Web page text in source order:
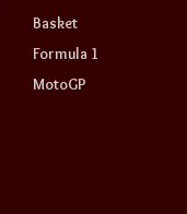
Basket
Formula 1
MotoGP